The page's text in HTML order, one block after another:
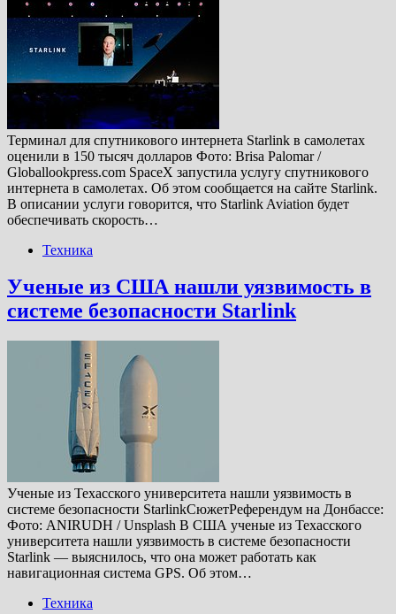
Терминал для спутникового интернета Starlink в самолетах
оценили в 150 тысяч долларов Фото: Brisa Palomar /
Globallookpress.com SpaceX запустила услугу спутникового
интернета в самолетах. Об этом сообщается на сайте Starlink.
В описании услуги говорится, что Starlink Aviation будет
обеспечивать скорость…
Техника
Ученые из США нашли уязвимость в
системе безопасности Starlink
Ученые из Техасского университета нашли уязвимость в
системе безопасности StarlinkСюжетРеферендум на Донбассе:
Фото: ANIRUDH / Unsplash В США ученые из Техасского
университета нашли уязвимость в системе безопасности
Starlink — выяснилось, что она может работать как
навигационная система GPS. Об этом…
Техника